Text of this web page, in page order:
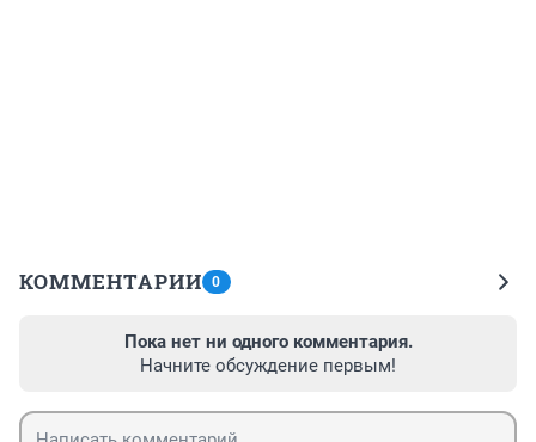
КОММЕНТАРИИ 0
Пока нет ни одного комментария.
Начните обсуждение первым!